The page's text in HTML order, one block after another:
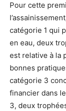
Pour cette
catégorie 1 qui
en eau, deux
est relative à la
bonnes
catégorie 3
financier dans
3, deux